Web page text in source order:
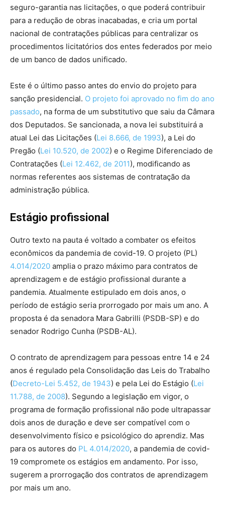
seguro-garantia nas licitações, o que poderá contribuir
para a redução de obras inacabadas, e cria um portal
nacional de contratações públicas para centralizar os
procedimentos licitatórios dos entes federados por meio
de um banco de dados unificado.
Este é o último passo antes do envio do projeto para
sanção presidencial. O projeto foi aprovado no fim do ano
passado, na forma de um substitutivo que saiu da Câmara
dos Deputados. Se sancionada, a nova lei substituirá a
atual Lei das Licitações (Lei 8.666, de 1993), a Lei do
Pregão (Lei 10.520, de 2002) e o Regime Diferenciado de
Contratações (Lei 12.462, de 2011), modificando as
normas referentes aos sistemas de contratação da
administração pública.
Estágio profissional
Outro texto na pauta é voltado a combater os efeitos
econômicos da pandemia de covid-19. O projeto (PL)
4.014/2020 amplia o prazo máximo para contratos de
aprendizagem e de estágio profissional durante a
pandemia. Atualmente estipulado em dois anos, o
período de estágio seria prorrogado por mais um ano. A
proposta é da senadora Mara Gabrilli (PSDB-SP) e do
senador Rodrigo Cunha (PSDB-AL).
O contrato de aprendizagem para pessoas entre 14 e 24
anos é regulado pela Consolidação das Leis do Trabalho
(Decreto-Lei 5.452, de 1943) e pela Lei do Estágio (Lei
11.788, de 2008). Segundo a legislação em vigor, o
programa de formação profissional não pode ultrapassar
dois anos de duração e deve ser compatível com o
desenvolvimento físico e psicológico do aprendiz. Mas
para os autores do PL 4.014/2020, a pandemia de covid-
19 compromete os estágios em andamento. Por isso,
sugerem a prorrogação dos contratos de aprendizagem
por mais um ano.